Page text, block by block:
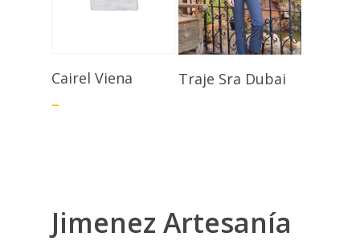
Seleccionar
Cairel Viena
–
Seleccionar
Traje Sra Dubai
Jimenez Artesanía